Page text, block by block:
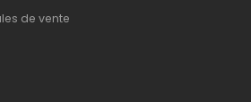
de vente